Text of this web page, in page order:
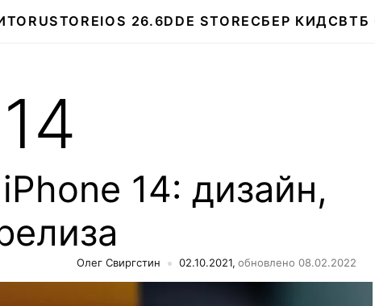
RUSTOREIOS 26.6DDE STORE СБЕР КИДСВТБ
14: дизайн,
Олег Свиргстин 02.10.2021, обновлено 08.02.2022